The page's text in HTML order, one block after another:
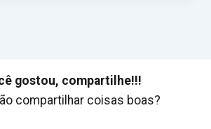
gostou, compartilhe!!!
compartilhar coisas boas?